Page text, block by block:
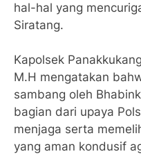
hal-hal yang
Siratang.
Kapolsek
M.H mengatakan
sambang oleh
bagian dari upaya
menjaga serta
yang aman kondusif